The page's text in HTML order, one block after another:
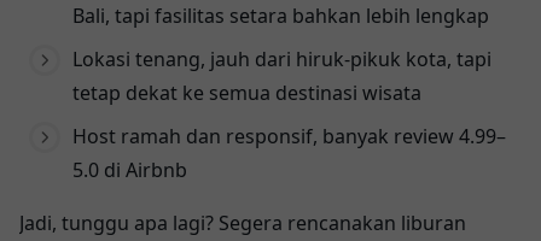
Bali, tapi fasilitas setara bahkan lebih lengkap
Lokasi tenang, jauh dari hiruk-pikuk kota, tapi
tetap dekat ke semua destinasi wisata
Host ramah dan responsif, banyak review 4.99–
5.0 di Airbnb
Jadi, tunggu apa lagi? Segera rencanakan liburan